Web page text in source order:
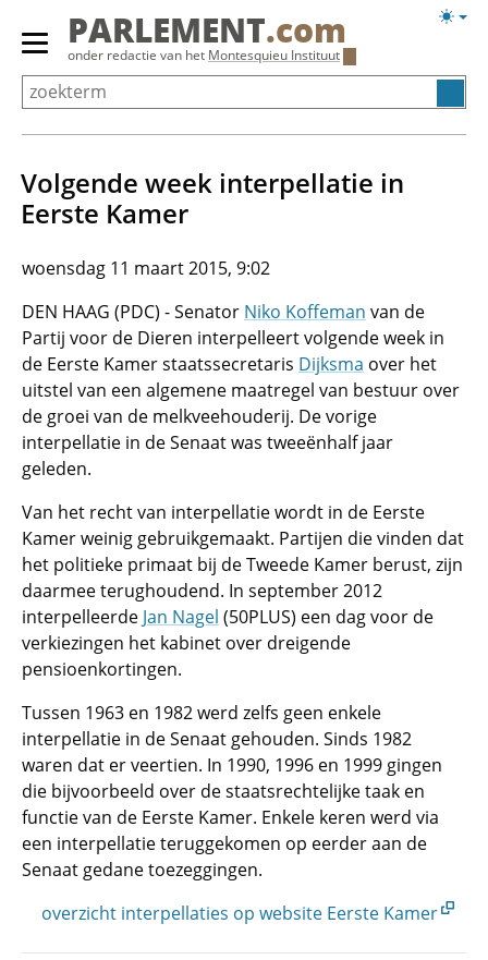
Overslaan
Primair
menu
tonen/verbergen
PARLEMENT.com
onder redactie van het Montesquieu Instituut
Volgende week interpellatie in
Eerste Kamer
woensdag 11 maart 2015, 9:02
DEN HAAG (PDC) - Senator Niko Koffeman van de
Partij voor de Dieren interpelleert volgende week in
de Eerste Kamer staatssecretaris Dijksma over het
uitstel van een algemene maatregel van bestuur over
de groei van de melkveehouderij. De vorige
interpellatie in de Senaat was tweeënhalf jaar
geleden.
Van het recht van interpellatie wordt in de Eerste
Kamer weinig gebruikgemaakt. Partijen die vinden dat
het politieke primaat bij de Tweede Kamer berust, zijn
daarmee terughoudend. In september 2012
interpelleerde Jan Nagel (50PLUS) een dag voor de
verkiezingen het kabinet over dreigende
pensioenkortingen.
Tussen 1963 en 1982 werd zelfs geen enkele
interpellatie in de Senaat gehouden. Sinds 1982
waren dat er veertien. In 1990, 1996 en 1999 gingen
die bijvoorbeeld over de staatsrechtelijke taak en
functie van de Eerste Kamer. Enkele keren werd via
een interpellatie teruggekomen op eerder aan de
Senaat gedane toezeggingen.
overzicht interpellaties op website Eerste Kamer